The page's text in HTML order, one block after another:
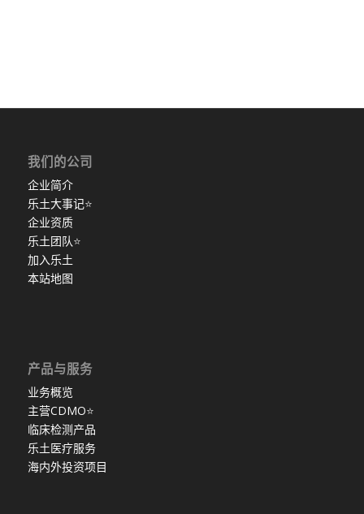
我们的公司
企业简介
乐土大事记⭐
企业资质
乐土团队⭐
加入乐土
本站地图
产品与服务
业务概览
主营CDMO⭐
临床检测产品
乐土医疗服务
海内外投资项目